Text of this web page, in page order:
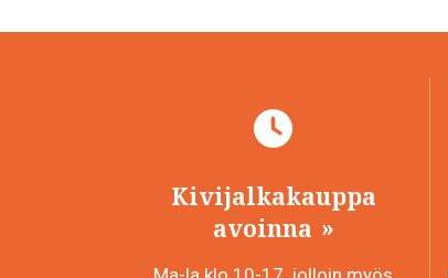
Kivijalkakauppa
avoinna